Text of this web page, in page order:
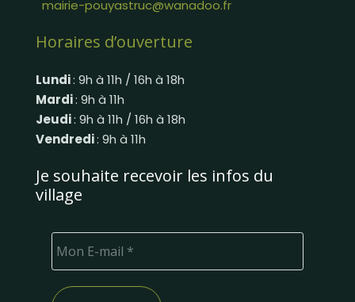
mairie-pouyastruc@wanadoo.fr
Horaires d’ouverture
Lundi: 9h à 11h / 16h à 18h
Mardi: 9h à 11h
Jeudi: 9h à 11h / 16h à 18h
Vendredi: 9h à 11h
Je souhaite recevoir les infos du
village